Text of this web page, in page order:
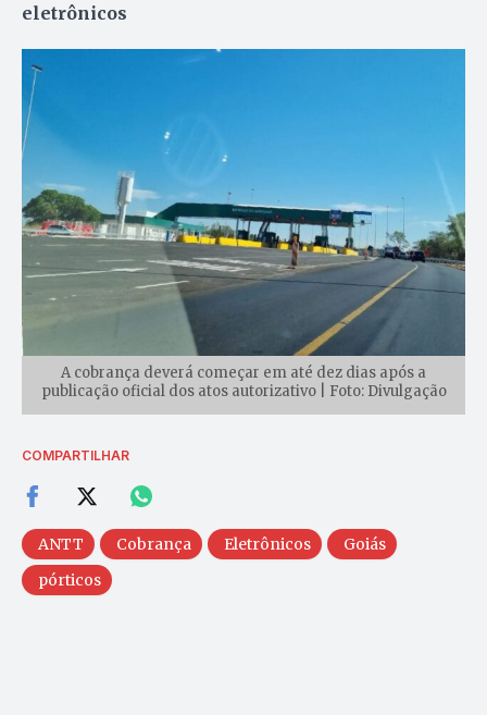
eletrônicos
A cobrança deverá começar em até dez dias após a
publicação oficial dos atos autorizativo | Foto: Divulgação
COMPARTILHAR
ANTT Cobrança Eletrônicos
Goiás
pórticos